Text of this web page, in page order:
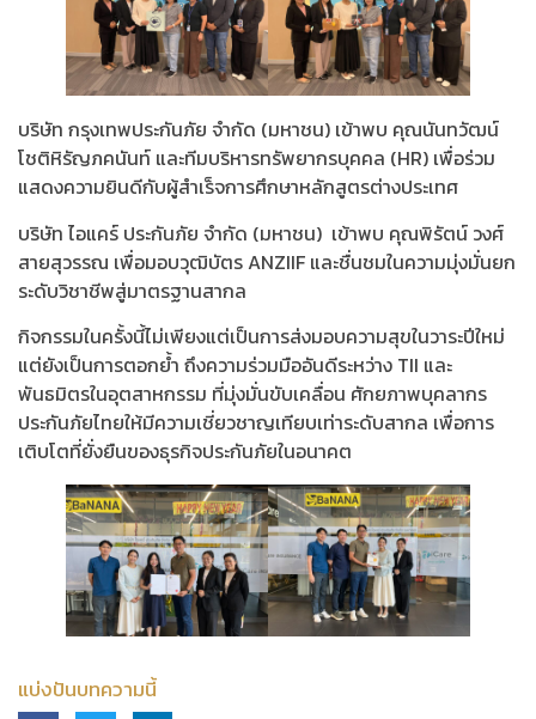
บริษัท กรุงเทพประกันภัย จำกัด (มหาชน) เข้าพบ คุณนันทวัฒน์
โชติหิรัญภคนันท์ และทีมบริหารทรัพยากรบุคคล (HR) เพื่อร่วม
แสดงความยินดีกับผู้สำเร็จการศึกษาหลักสูตรต่างประเทศ
บริษัท ไอแคร์ ประกันภัย จำกัด (มหาชน) เข้าพบ คุณพิรัตน์ วงศ์
สายสุวรรณ เพื่อมอบวุฒิบัตร ANZIIF และชื่นชมในความมุ่งมั่นยก
ระดับวิชาชีพสู่มาตรฐานสากล
กิจกรรมในครั้งนี้ไม่เพียงแต่เป็นการส่งมอบความสุขในวาระปีใหม่
แต่ยังเป็นการตอกย้ำ ถึงความร่วมมืออันดีระหว่าง TII และ
พันธมิตรในอุตสาหกรรม ที่มุ่งมั่นขับเคลื่อน ศักยภาพบุคลากร
ประกันภัยไทยให้มีความเชี่ยวชาญเทียบเท่าระดับสากล เพื่อการ
เติบโตที่ยั่งยืนของธุรกิจประกันภัยในอนาคต
แบ่งปันบทความนี้